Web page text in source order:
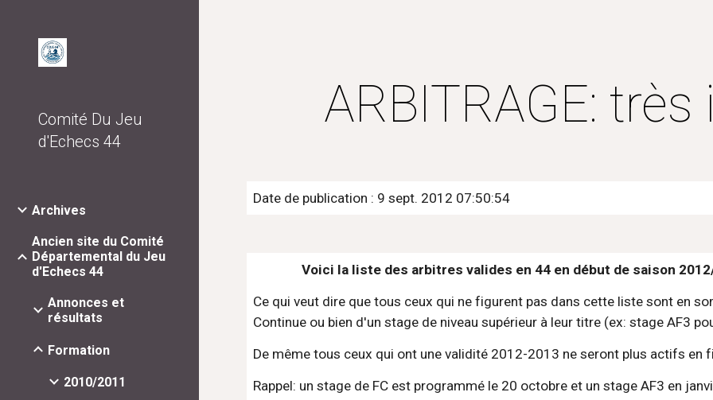
Comité Du Jeu
d'Echecs 44
Archives
Ancien site du Comité
Départemental du Jeu
d'Echecs 44
Annonces et
résultats
Formation
2010/2011
ARBITRAGE:
Date de publication : 9 sept. 2012 07:50:54
Voici la liste des arbitres valides en 44 en début de saison
Ce qui veut dire que tous ceux qui ne figurent pas dans cette liste sont en
Continue ou bien d'un stage de niveau supérieur à leur titre (ex: stage AF3
De même tous ceux qui ont une validité 2012-2013 ne seront plus actifs en
Rappel: un stage de FC est programmé le 20 octobre et un stage AF3 en